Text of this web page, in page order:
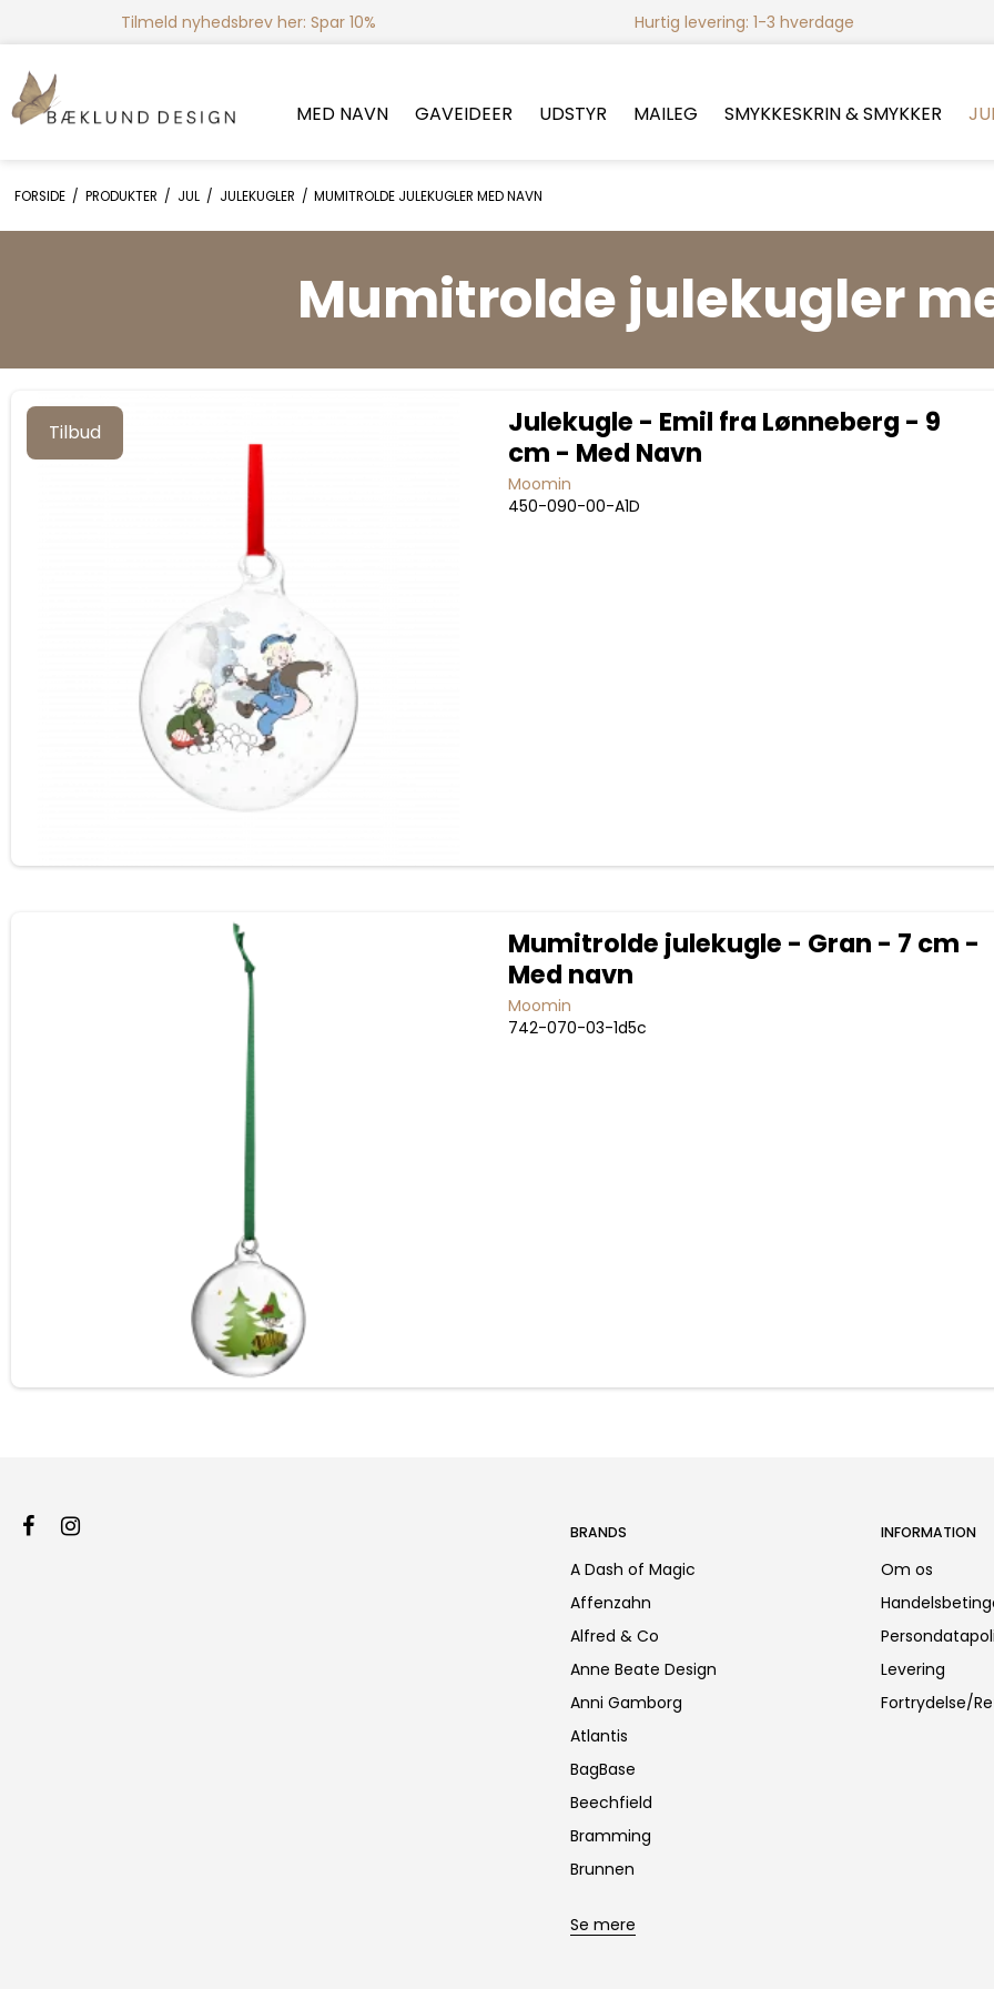
Tilmeld nyhedsbrev her: Spar 10% Hurtig levering: 1-3 hverdage
MED NAVN GAVEIDEER UDSTYR MAILEG SMYKKESKRIN & SMYKKER
FORSIDE / PRODUKTER / JUL / JULEKUGLER / MUMITROLDE JULEKUGLER MED NAVN
Mumitrolde julekugler
Tilbud
Julekugle - Emil fra Lønneberg - 9
cm - Med Navn
Moomin
450-090-00-A1D
Mumitrolde julekugle - Gran - 7 cm -
Med navn
Moomin
742-070-03-1d5c
BRANDS
A Dash of Magic
Affenzahn
Alfred & Co
Anne Beate Design
Anni Gamborg
Atlantis
BagBase
Beechfield
Bramming
Brunnen
Se mere
INFORMATION
Om os
Levering
Fortrydelse/